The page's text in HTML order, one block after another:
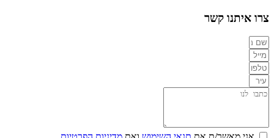
צרו איתנו קשר